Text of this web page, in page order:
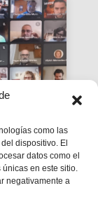
como las
dispositivo. El
datos como el
en este sitio.
negativamente a